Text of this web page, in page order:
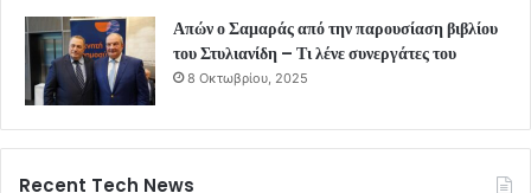
Απών ο Σαμαράς από την παρουσίαση βιβλίου
του Στυλιανίδη – Τι λένε συνεργάτες του
8 Οκτωβρίου, 2025
Recent Tech News